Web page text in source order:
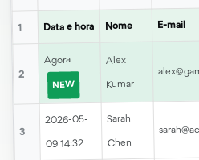
1 Data e hora Nome E-mail
2
Agora
NEW
Alex
Kumar
3
2026-05-
09 14:32
Sarah
Chen